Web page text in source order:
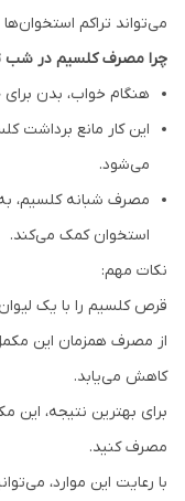
می‌تواند تراکم
چرا مصرف کلسیم در
هنگام خواب، بدن
این کار مانع برداشت
می‌شود.
مصرف شبانه کلسیم،
استخوان کمک می‌کند.
نکات مهم:
قرص کلسیم را با یک
از مصرف همزمان این
کاهش می‌یابد.
برای بهترین نتیجه،
مصرف کنید.
با رعایت این موارد،